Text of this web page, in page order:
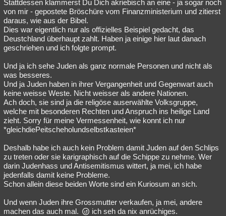
Astronomie Helpdesk Gruppen Gaming Filme
Musik Clash Verbesserungen Allmystery English
Übersichten
Besucht Teilgenommen Alle Neue Geschlossen
Lesenswert Schlüsselwörter
Stattdessen klammerst Du Dich akriebisch an eine - ja sogar noch
von mir - gepostete Bröschüre vom Finanzministerium und zitierst
daraus, wie aus der Bibel.
Dies war eigentlich nur als offizielles Beispiel gedacht, das
Deustchland überhaupt zahlt. Haben ja einige hier laut danach
geschriehen und ich folgte prompt.
Und ja ich sehe Juden als ganz normale Personen und nicht als
was besseres.
Und ja Juden haben in ihrer Vergangenheit und Gegenwart auch
keine weisse Weste. Nicht weisser als andere Nationen.
Ach doch, sie sind ja die religöse auserwählte Volksgruppe,
welche mit besonderen Rechten und Anspruch ins heilige Land
zieht. Sorry für meine Vermessenheit, wie konnt ich nur
*gleichdiePeitscheholundselbstkasteien*
Deshalb habe ich auch kein Problem damit Juden auf den Schlips
zu treten oder sie karigraphisch auf die Schippe zu nehme. Wer
darin Judenhass und Antisemitismus wittert, ja mei, ich habe
jedenfalls damit keine Probleme.
Schon allein diese beiden Worte sind ein Kuriosum an sich.
Und wenn Juden ihre Grossmutter verkaufen, ja mei, andere
machen das auch mal.
ich seh da nix anrüchiges.